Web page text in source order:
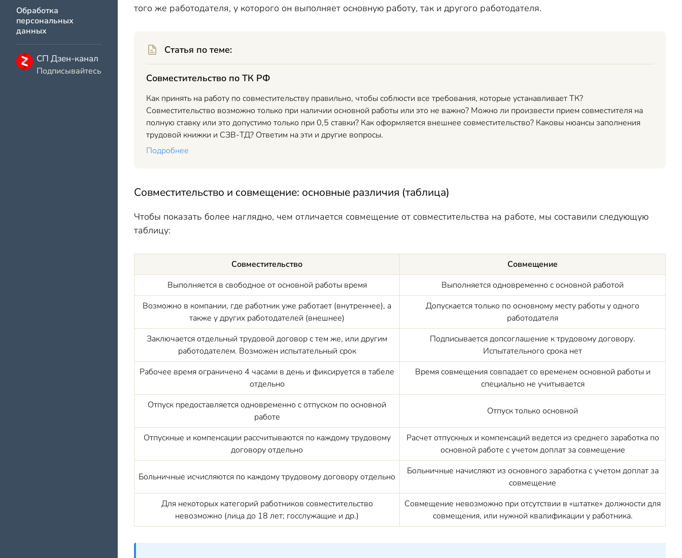
Обработка
персональных
данных
СП Дзен-канал
Подписывайтесь
того же работодателя, у которого он выполняет основную работу, так и другого работодателя.
Статья по теме:
Совместительство по ТК РФ
Как принять на работу по совместительству правильно, чтобы соблюсти все требования, которые устанавливает ТК?
Совместительство возможно только при наличии основной работы или это не важно? Можно ли произвести прием совместителя на
полную ставку или это допустимо только при 0,5 ставки? Как оформляется внешнее совместительство? Каковы нюансы заполнения
трудовой книжки и СЗВ-ТД? Ответим на эти и другие вопросы.
Подробнее
Совместительство и совмещение: основные различия (таблица)
Чтобы показать более наглядно, чем отличается совмещение от совместительства на работе, мы составили следующую
таблицу:
Совместительство
Совмещение
Выполняется в свободное от основной работы время
Выполняется одновременно с основной работой
Возможно в компании, где работник уже работает (внутреннее), а
также у других работодателей (внешнее)
Допускается только по основному месту работы у одного
работодателя
Заключается отдельный трудовой договор с тем же, или другим
работодателем. Возможен испытательный срок
Подписывается допсоглашение к трудовому договору.
Испытательного срока нет
Рабочее время ограничено 4 часами в день и фиксируется в табеле
отдельно
Время совмещения совпадает со временем основной работы и
специально не учитывается
Отпуск предоставляется одновременно с отпуском по основной
работе
Отпуск только основной
Отпускные и компенсации рассчитываются по каждому трудовому
договору отдельно
Расчет отпускных и компенсаций ведется из среднего заработка по
основной работе с учетом доплат за совмещение
Больничные исчисляются по каждому трудовому договору отдельно
Больничные начисляют из основного заработка с учетом доплат за
совмещение
Для некоторых категорий работников совместительство
невозможно (лица до 18 лет; госслужащие и др.)
Совмещение невозможно при отсутствии в «штатке» должности для
совмещения, или нужной квалификации у работника.